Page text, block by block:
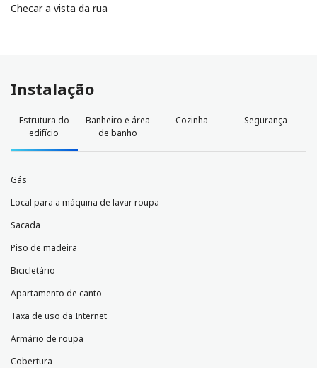
Checar a vista da rua
Instalação
Estrutura do
edifício
Banheiro e área
de banho
Cozinha Segurança
Gás
Local para a máquina de lavar roupa
Sacada
Piso de madeira
Bicicletário
Apartamento de canto
Taxa de uso da Internet
Armário de roupa
Cobertura